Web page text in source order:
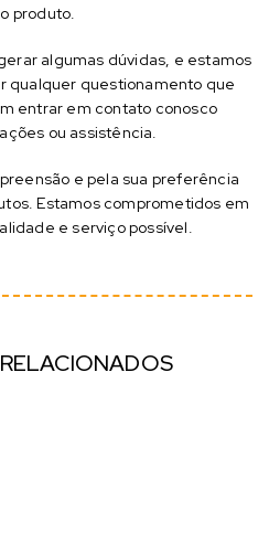
produto.
algumas dúvidas, e estamos
qualquer questionamento que
entrar em contato conosco
ou assistência.
e pela sua preferência
Estamos comprometidos em
e serviço possível.